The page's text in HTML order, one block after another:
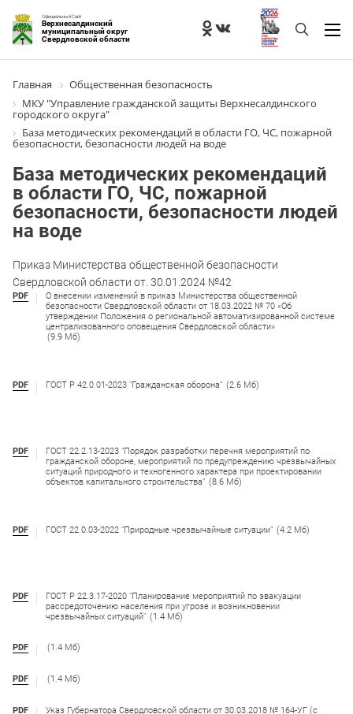
Официальный Сайт
Верхнесалдинский
муниципальный округ
Свердловской области
Главная
Общественная безопасность
МКУ "Управление гражданской защиты Верхнесалдинского
городского округа"
База методических рекомендаций в области ГО, ЧС, пожарной
безопасности, безопасности людей на воде
База методических рекомендаций
в области ГО, ЧС, пожарной
безопасности, безопасности людей
на воде
Приказ Министерства общественной безопасности
Свердловской области от. 30.01.2024 №42
PDF
О внесении изменений в приказ Министерства общественной
безопасности Свердловской области от 18.03.2022 № 70 «Об
утверждении Положения о региональной автоматизированной системе
централизованного оповещения Свердловской области»
(9.9 Мб)
PDF ГОСТ Р 42.0.01-2023 "Гражданская оборона" (2.6 Мб)
PDF
ГОСТ 22.2.13-2023 "Порядок разработки перечня мероприятий по
гражданской обороне, мероприятий по предупреждению чрезвычайных
ситуаций природного и техногенного характера при проектировании
объектов капитального строительства" (8.6 Мб)
PDF ГОСТ 22.0.03-2022 "Природные чрезвычайные ситуации" (4.2 Мб)
PDF
ГОСТ Р 22.3.17-2020 "Планирование мероприятий по эвакуации
рассредоточению населения при угрозе и возникновении
чрезвычайных ситуаций" (1.4 Мб)
PDF (1.4 Мб)
PDF (1.4 Мб)
PDF
Указ Губернатора Свердловской области от 30.03.2018 № 164-УГ (с